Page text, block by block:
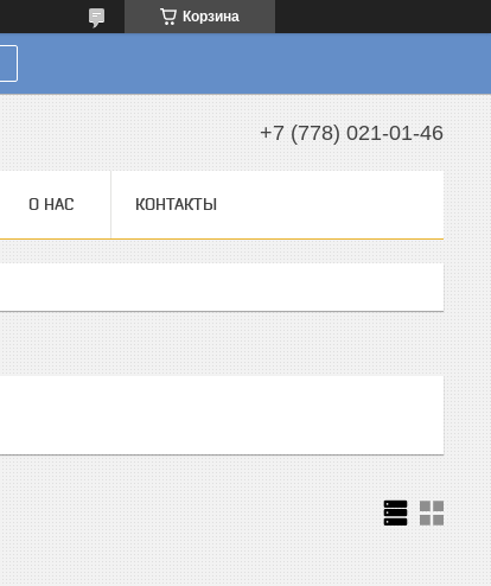
Корзина
+7 (778) 021-01-46
О НАС КОНТАКТЫ